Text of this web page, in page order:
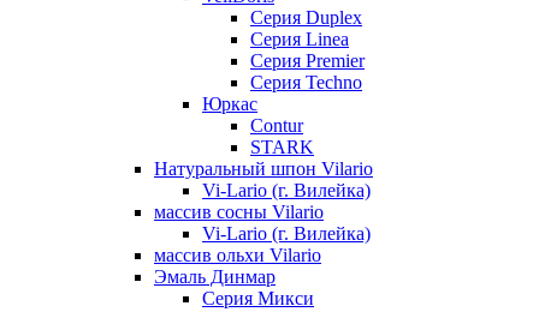
Серия Duplex
Серия Linea
Серия Premier
Серия Techno
Юркас
Contur
STARK
Натуральный шпон Vilario
Vi-Lario (г. Вилейка)
массив сосны Vilario
Vi-Lario (г. Вилейка)
массив ольхи Vilario
Эмаль Динмар
Серия Микси